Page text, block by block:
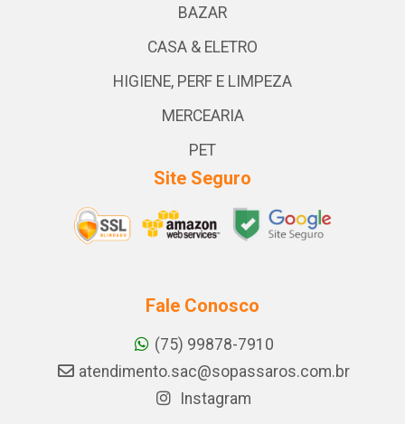
BAZAR
CASA & ELETRO
HIGIENE, PERF E LIMPEZA
MERCEARIA
PET
Site Seguro
Fale Conosco
(75) 99878-7910
atendimento.sac@sopassaros.com.br
Instagram